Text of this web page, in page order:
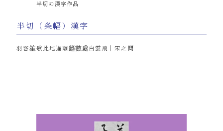
半切の漢字作品
半切（条幅）漢字
羽客笙歌此地違離筵數處白雲飛｜宋之問